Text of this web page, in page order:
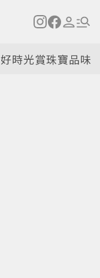
好時光賞珠寶品味